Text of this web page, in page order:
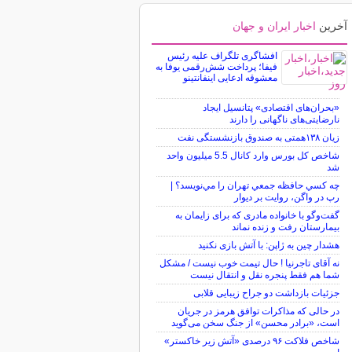
آخرین اخبار ایران و جهان
افشاگری تلگراف علیه رئیس
فیفا؛ پرداخت شش‌رقمی یوفا به
معشوقه ادعایی اینفانتینو
«بحران‌های اقتصادی» پتانسیل ایجاد
نارضایتی‌های ناگهانی را دارند
زیان ۱۳۸همتی به صندوق بازنشستگی نفت
شاخص کل بورس وارد کانال 5.5 میلیون واحد
شد
چه كسي حافظه جمعي تهران را مي‌نويسد؟ |
رپ در واگن، روايت بر ديوار
گفت‌وگو با خانواده مادری که برای زایمان به
بیمارستان رفت و زنده نماند
هشدار چین به ژاپن: با آتش بازی نکنید
نه آقای تاجرنیا ! حال تیمت خوب نیست / مشکل
شما هم فقط پنجره نقل و انتقال نیست
جزئیات بازداشت دو جراح زیبایی قلابی
در حالی که مذاکرات توافق هرمز در جریان
است، «برادر محسن» از جنگ سخن می‌گوید
شاخص فلاکت ۹۶ درصدی «آتش زیر خاکستر»